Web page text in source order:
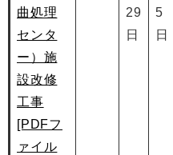
曲処理
センタ
ー）施
設改修
工事
[PDFフ
ァイル
29
日
5
日